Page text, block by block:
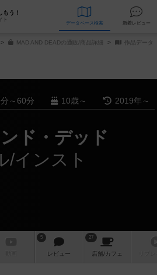
う！
ト
データベース 検索
MAD AND DEADの通販/商品詳細 作品データ
～60分 10歳～ 2019年～
ド・デッド
/インスト
5
レビュー
27
店舗/カフェ